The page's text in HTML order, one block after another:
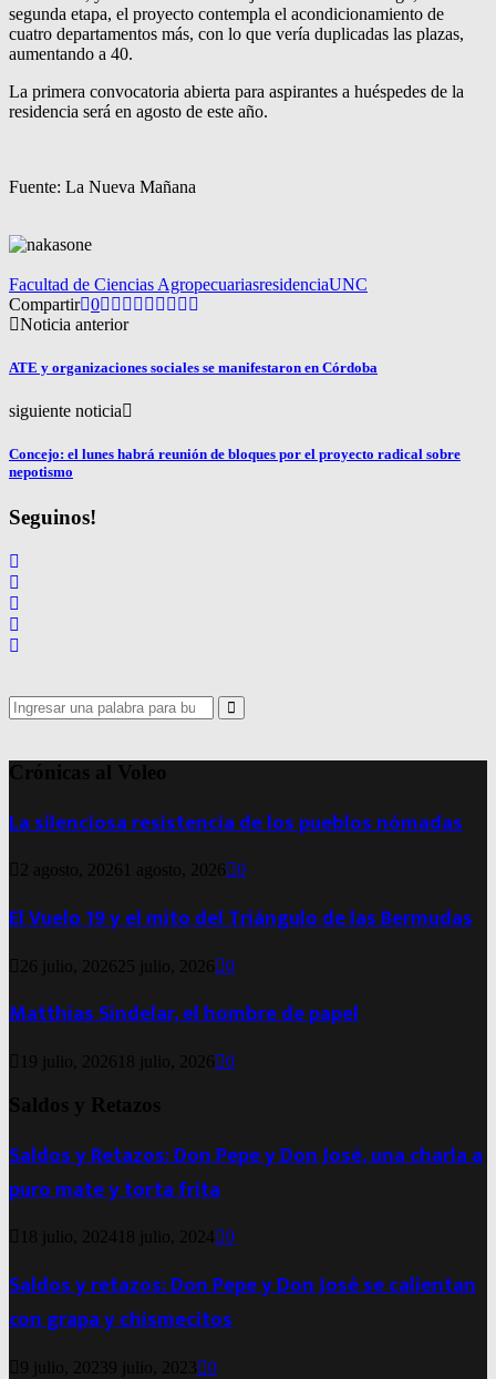
segunda etapa, el proyecto contempla el acondicionamiento de
cuatro departamentos más, con lo que vería duplicadas las plazas,
aumentando a 40.
La primera convocatoria abierta para aspirantes a huéspedes de la
residencia será en agosto de este año.
Fuente: La Nueva Mañana
Facultad de Ciencias AgropecuariasresidenciaUNC
Compartir 0
Noticia anterior
ATE y organizaciones sociales se manifestaron en Córdoba
siguiente noticia
Concejo: el lunes habrá reunión de bloques por el proyecto radical sobre
nepotismo
Seguinos!
Search
for:
Search
Crónicas al Voleo
La silenciosa resistencia de los pueblos nómadas
2 agosto, 2026 1 agosto, 2026 0
El Vuelo 19 y el mito del Triángulo de las Bermudas
26 julio, 2026 25 julio, 2026 0
Matthias Sindelar, el hombre de papel
19 julio, 2026 18 julio, 2026 0
Saldos y Retazos
Saldos y Retazos: Don Pepe y Don José, una charla a
puro mate y torta frita
18 julio, 2024 18 julio, 2024 0
Saldos y retazos: Don Pepe y Don José se calientan
con grapa y chismecitos
9 julio, 20239 julio, 2023 0